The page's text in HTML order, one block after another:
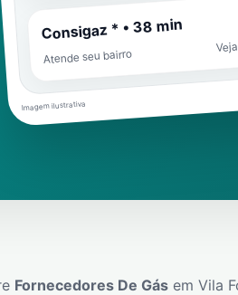
Consigaz * • 38 min
Atende seu bairro
Imagem ilustrativa
Fornecedores De Gás em Vila